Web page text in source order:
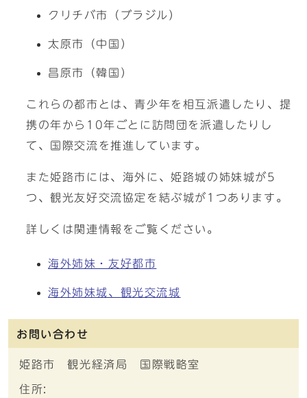
クリチバ市（ブラジル）
太原市（中国）
昌原市（韓国）
これらの都市とは、青少年を相互派遣したり、提
携の年から10年ごとに訪問団を派遣したりし
て、国際交流を推進しています。
また姫路市には、海外に、姫路城の姉妹城が5
つ、観光友好交流協定を結ぶ城が1つあります。
詳しくは関連情報をご覧ください。
海外姉妹・友好都市
海外姉妹城、観光交流城
お問い合わせ
姫路市 観光経済局 国際戦略室
住所: